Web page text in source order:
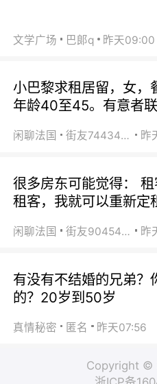
文学广场 巴郞q 昨天09:00
小巴黎求租居留，女，
年龄40至45。有意者
闲聊法国 街友74434350 昨
很多房东可能觉得：
租客，我就可以重新定
闲聊法国 街友90454511 昨
有没有不结婚的兄弟？
的？20岁到50岁
真情秘密 匿名 昨天07:56
Copyright ©